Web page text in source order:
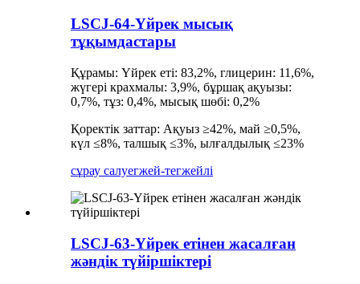
LSCJ-64-Үйрек мысық
тұқымдастары
Құрамы: Үйрек еті: 83,2%, глицерин: 11,6%,
жүгері крахмалы: 3,9%, бұршақ ақуызы:
0,7%, тұз: 0,4%, мысық шөбі: 0,2%
Қоректік заттар: Ақуыз ≥42%, май ≥0,5%,
күл ≤8%, талшық ≤3%, ылғалдылық ≤23%
сұрау салуегжей-тегжейлі
LSCJ-63-Үйрек етінен жасалған
жәндік түйіршіктері